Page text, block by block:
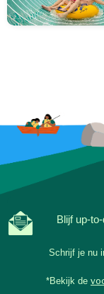
Blijf up-
Schrijf je nu
*Bekijk de